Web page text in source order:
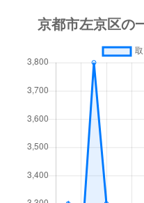
修学院薬師堂町
聖護院川原町
聖護院西町
聖護院西町
聖護院東町
浄土寺上馬場町